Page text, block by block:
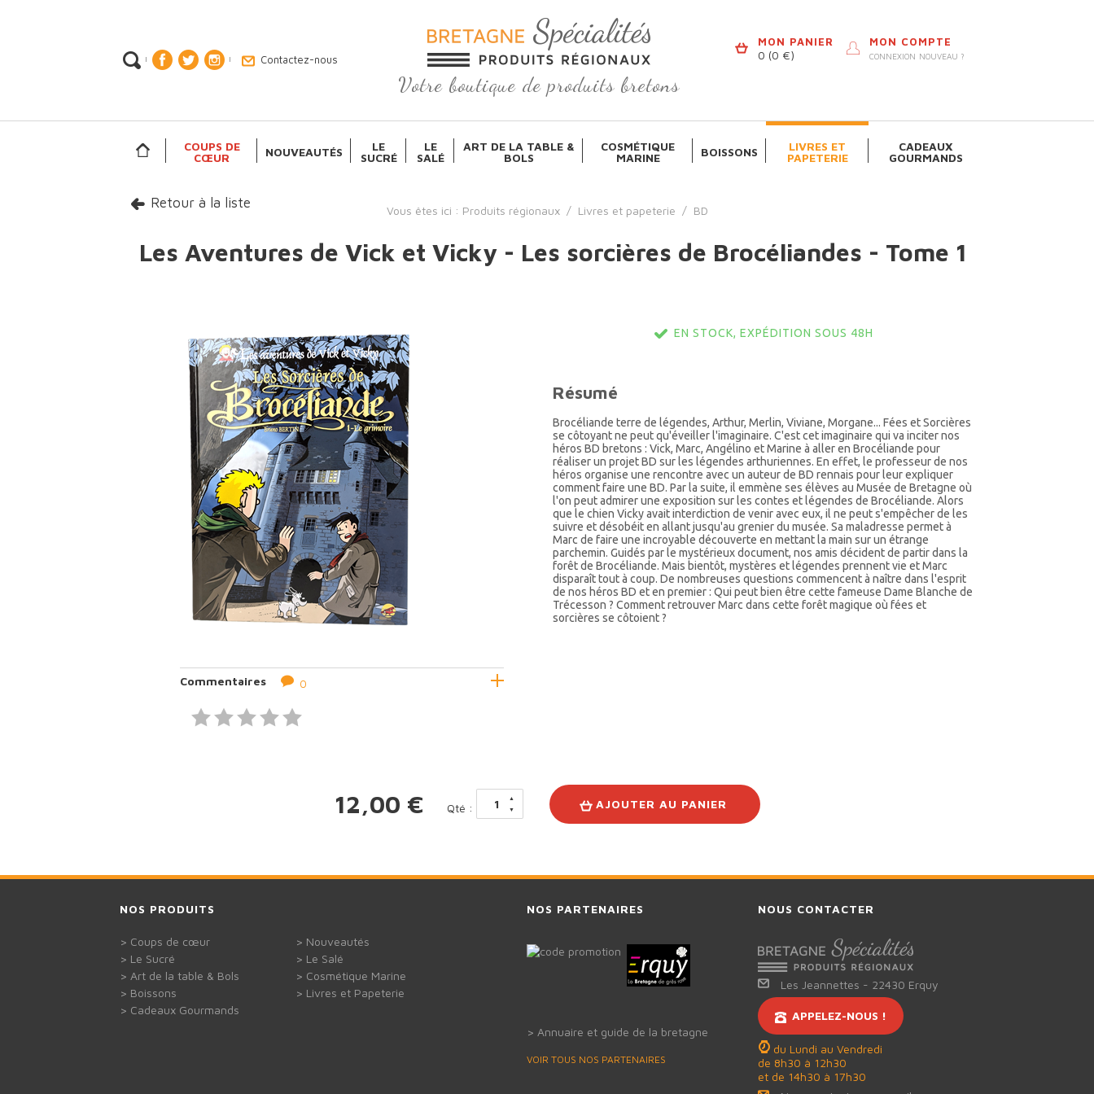
| | Contactez-nous
Votre boutique de produits bretons
MON PANIER
0 (0 €)
MON COMPTE
CONNEXION NOUVEAU ?
COUPS DE
CŒUR
NOUVEAUTÉS
LE
SUCRÉ
LE
SALÉ
ART DE LA TABLE &
BOLS
COSMÉTIQUE
MARINE
BOISSONS
LIVRES ET
PAPETERIE
CADEAUX
GOURMANDS
Vous êtes ici : Produits régionaux/ Livres et papeterie / BD
Retour à la liste
Les Aventures de Vick et Vicky - Les sorcières de Brocéliandes - Tome 1
Commentaires 0
EN STOCK, EXPÉDITION SOUS 48H
Résumé
Brocéliande terre de légendes, Arthur, Merlin, Viviane, Morgane... Fées et Sorcières
se côtoyant ne peut qu'éveiller l'imaginaire. C'est cet imaginaire qui va inciter nos
héros BD bretons : Vick, Marc, Angélino et Marine à aller en Brocéliande pour
réaliser un projet BD sur les légendes arthuriennes. En effet, le professeur de nos
héros organise une rencontre avec un auteur de BD rennais pour leur expliquer
comment faire une BD. Par la suite, il emmène ses élèves au Musée de Bretagne où
l'on peut admirer une exposition sur les contes et légendes de Brocéliande. Alors
que le chien Vicky avait interdiction de venir avec eux, il ne peut s'empêcher de les
suivre et désobéit en allant jusqu'au grenier du musée. Sa maladresse permet à
Marc de faire une incroyable découverte en mettant la main sur un étrange
parchemin. Guidés par le mystérieux document, nos amis décident de partir dans la
forêt de Brocéliande. Mais bientôt, mystères et légendes prennent vie et Marc
disparaît tout à coup. De nombreuses questions commencent à naître dans l'esprit
de nos héros BD et en premier : Qui peut bien être cette fameuse Dame Blanche de
Trécesson ? Comment retrouver Marc dans cette forêt magique où fées et
sorcières se côtoient ?
12,00 € Qté : 1 AJOUTER AU PANIER
NOS PRODUITS
Coups de cœur
Nouveautés
Le Sucré
Le Salé
Art de la table & Bols
Cosmétique Marine
Boissons
Livres et Papeterie
Cadeaux Gourmands
NOS PARTENAIRES
Annuaire et guide de la bretagne
VOIR TOUS NOS PARTENAIRES
NOUS CONTACTER
Les Jeannettes - 22430 Erquy
APPELEZ-NOUS !
du Lundi au Vendredi
de 8h30 à 12h30
et de 14h30 à 17h30